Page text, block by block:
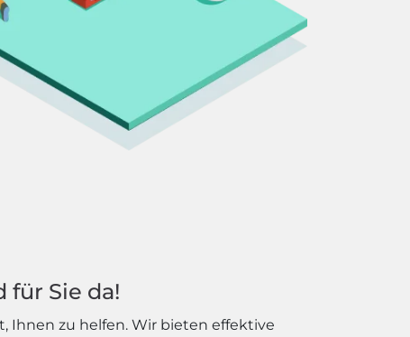
für Sie da!
Ihnen zu helfen. Wir bieten effektive